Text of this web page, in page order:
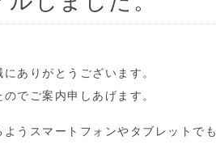
ありがとうございます。
でご案内申しあげます。
うスマートフォンやタブレットでも